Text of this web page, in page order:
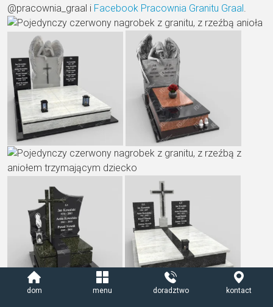
dom menu doradztwo kontact
@pracownia_graal i Facebook Pracownia Granitu Graal